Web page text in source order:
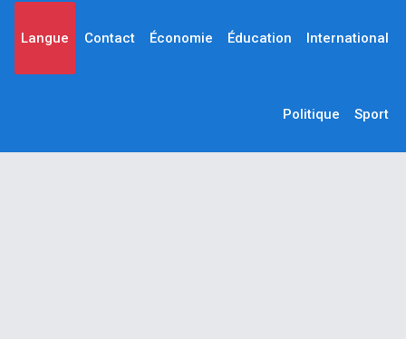
Langue Contact Économie Éducation International
Politique Sport